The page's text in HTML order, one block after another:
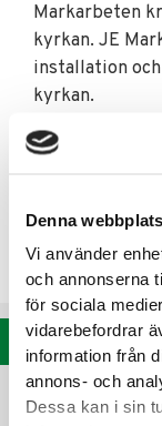
Denna
Vi använder
och annonserna
för sociala
vidarebefordrar
information från
annons- och
Dessa kan i sin
Markarbeten
kyrkan. JE
installation
kyrkan.
Vi har grävt
med asfalt och
smågatstenen
« Alla nyheter